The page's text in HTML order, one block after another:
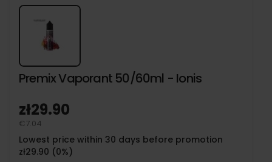
Premix Vaporant 50/60ml - Ionis
zł29.90
€7.04
Lowest price within 30 days before promotion
zł29.90 (0%)